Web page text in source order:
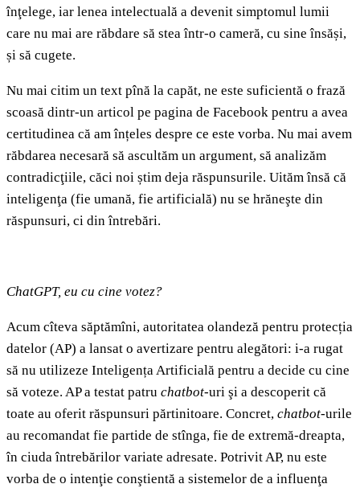
înţelege, iar lenea intelectuală a devenit simptomul lumii
care nu mai are răbdare să stea într-o cameră, cu sine însăși,
și să cugete.
Nu mai citim un text pînă la capăt, ne este suficientă o frază
scoasă dintr-un articol pe pagina de Facebook pentru a avea
certitudinea că am înțeles despre ce este vorba. Nu mai avem
răbdarea necesară să ascultăm un argument, să analizăm
contradicţiile, căci noi știm deja răspunsurile. Uităm însă că
inteligenţa (fie umană, fie artificială) nu se hrăneşte din
răspunsuri, ci din întrebări.
ChatGPT, eu cu cine votez?
Acum cîteva săptămîni, autoritatea olandeză pentru protecția
datelor (AP) a lansat o avertizare pentru alegători: i-a rugat
să nu utilizeze Inteligența Artificială pentru a decide cu cine
să voteze. AP a testat patru chatbot-uri şi a descoperit că
toate au oferit răspunsuri părtinitoare. Concret, chatbot-urile
au recomandat fie partide de stînga, fie de extremă-dreapta,
în ciuda întrebărilor variate adresate. Potrivit AP, nu este
vorba de o intenţie conştientă a sistemelor de a influenţa